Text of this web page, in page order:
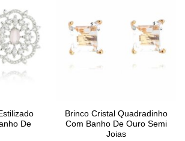
De
Brinco Cristal Quadradinho
Com Banho De Ouro Semi
Joias